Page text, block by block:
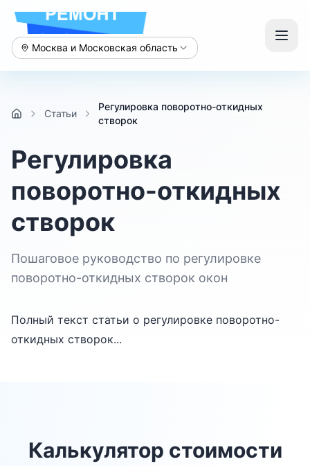
Москва и Московская область
Статьи
Регулировка поворотно-откидных
створок
Регулировка
поворотно-откидных
створок
Пошаговое руководство по регулировке
поворотно-откидных створок окон
Полный текст статьи о регулировке поворотно-
откидных створок...
Калькулятор стоимости